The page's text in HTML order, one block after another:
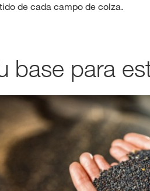
de cada campo de colza.
base para